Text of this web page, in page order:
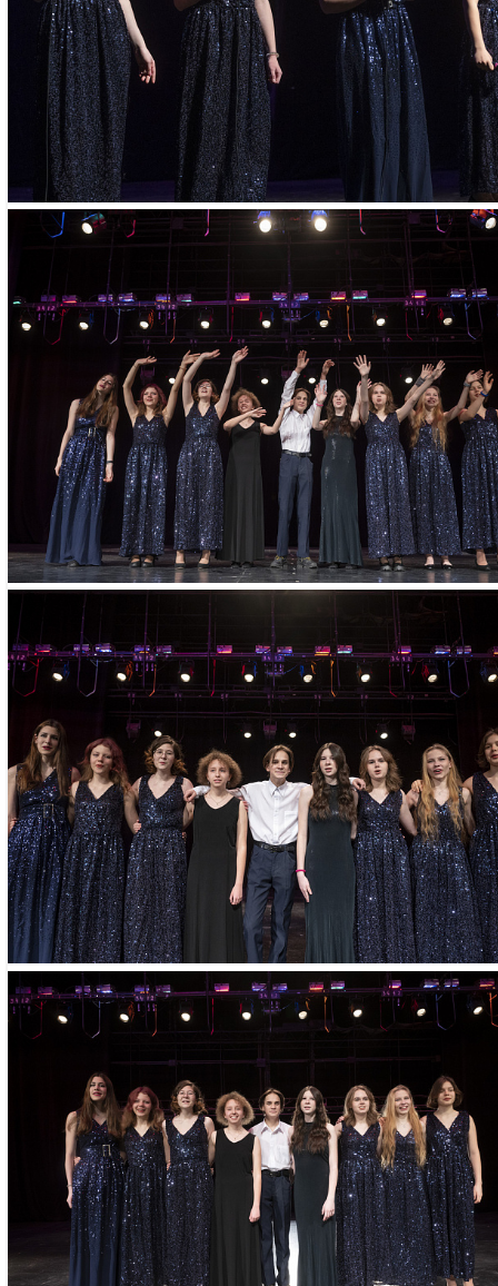
и при наличии
Запись
11:00 до 19:00
Профсоюзная,
Занятия
Профсоюзная,
Необходимые
–
паспорт
– паспорт
– СНИЛС